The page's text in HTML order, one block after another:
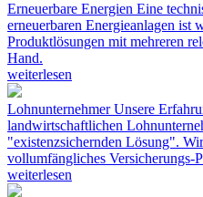
Erneuerbare Energien Eine
erneuerbaren Energieanlagen ist
Produktlösungen mit mehreren
Hand.
weiterlesen
LohnunternehmerUnsere
landwirtschaftlichen
"existenzsichernden Lösung".
vollumfängliches Versicherungs-
weiterlesen